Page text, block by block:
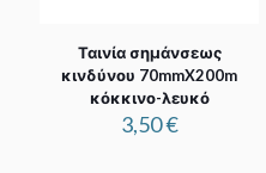
Ταινία σημάνσεως
κινδύνου 70mmX200m
κόκκινο-λευκό
3,50€